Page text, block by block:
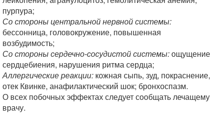
пурпура;
Со стороны центральной нервной системы:
бессонница, головокружение, повышенная
возбудимость;
Со стороны сердечно-сосудистой системы:ощущение
сердцебиения, нарушения ритма сердца;
Аллергические реакции: кожная сыпь, зуд, покраснение,
отек Квинке, анафилактический шок; бронхоспазм.
О всех побочных эффектах следует сообщать лечащему
врачу.